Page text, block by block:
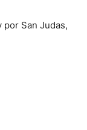
por San Judas,